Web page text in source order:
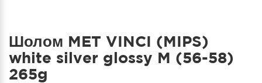
Шолом MET VINCI (MIPS)
white silver glossy M (56-58)
265g